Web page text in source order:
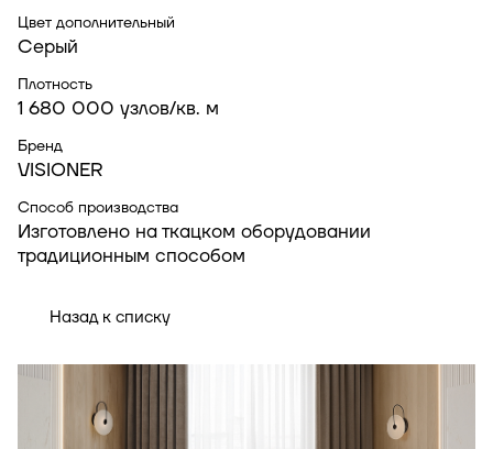
Цвет дополнительный
Серый
Плотность
1 680 000 узлов/кв. м
Бренд
VISIONER
Способ производства
Изготовлено на ткацком оборудовании
традиционным способом
Назад к списку